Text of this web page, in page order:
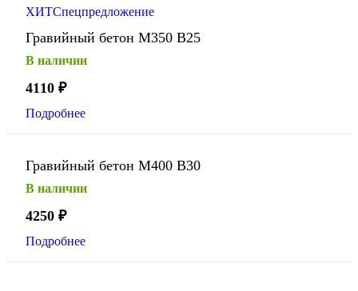
ХИТСпецпредложение
Гравийный бетон М350 В25
В наличии
4110 ₽
Подробнее
Гравийный бетон М400 В30
В наличии
4250 ₽
Подробнее